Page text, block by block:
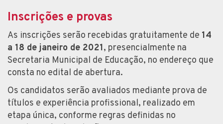
Inscrições e provas
As inscrições serão recebidas gratuitamente de 14
a 18 de janeiro de 2021, presencialmente na
Secretaria Municipal de Educação, no endereço que
consta no edital de abertura.
Os candidatos serão avaliados mediante prova de
títulos e experiência profissional, realizado em
etapa única, conforme regras definidas no